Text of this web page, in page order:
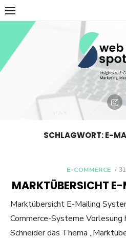
Skip
to
content
SCHLAGWORT:E-
E-COMMERCE
MARKTÜBERSICHT
Marktübersicht E-Mailing
Commerce-Systeme Vorlesung
Schneider das Thema